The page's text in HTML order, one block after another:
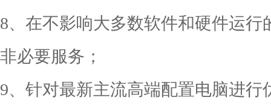
8、在不影响大多数软件和硬件运
非必要服务；
9、针对最新主流高端配置电脑进